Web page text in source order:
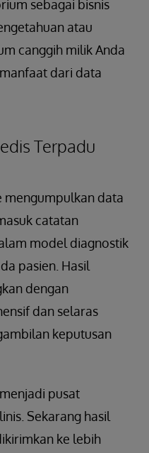
sebagai bisnis
atau
canggih milik Anda
dari data
Terpadu
mengumpulkan data
catatan
model diagnostik
pasien. Hasil
dengan
dan selaras
keputusan
pusat
Sekarang hasil
ke lebih